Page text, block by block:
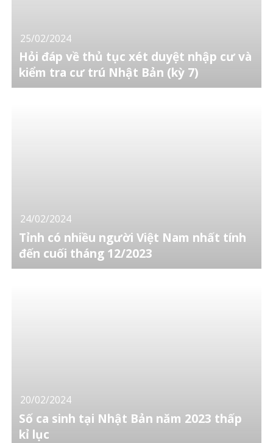
25/02/2024
Hỏi đáp về thủ tục xét duyệt nhập cư và
kiểm tra cư trú Nhật Bản (kỳ 7)
24/02/2024
Tỉnh có nhiều người Việt Nam nhất tính
đến cuối tháng 12/2023
20/02/2024
Số ca sinh tại Nhật Bản năm 2023 thấp
kỉ lục